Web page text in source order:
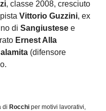
, classe 2008, cresciuto
Vittorio Guzzini, ex
di Sangiustese e
Ernest Alla
(difensore
di Rocchi per motivi lavorativi,